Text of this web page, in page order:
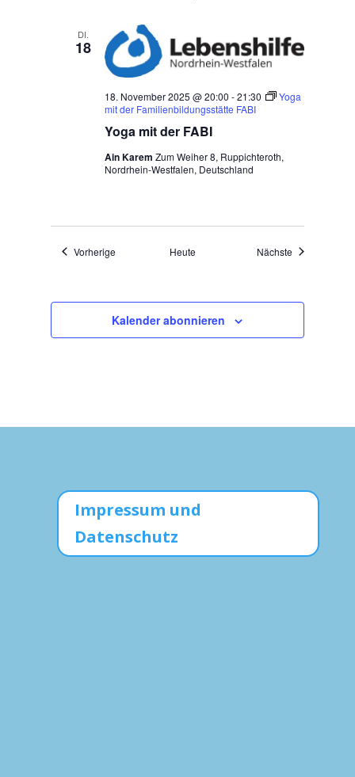
DI.
18
Yoga mit der FABI
18. November 2025 @ 20:00 -21:30
Yoga
mit der Familienbildungsstätte FABI
Ain KaremZum Weiher 8, Ruppichteroth,
Nordrhein-Westfalen, Deutschland
Vorherige Veranstaltungen
Heute Nächste
Kalender abonnieren
Impressum und
Datenschutz